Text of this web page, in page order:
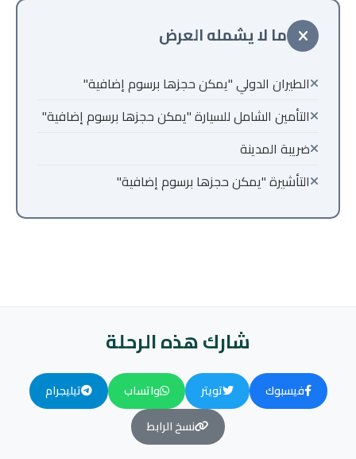
ما لا يشمله العرض
الطيران الدولي "يمكن حجزها برسوم إضافية"
التأمين الشامل للسيارة "يمكن حجزها برسوم إضافية"
ضريبة المدينة
التأشيرة "يمكن حجزها برسوم إضافية"
شارك هذه الرحلة
فيسبوك تويتر واتساب
تيليجرام
نسخ الرابط